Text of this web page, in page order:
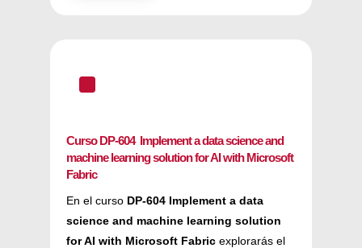
^
Curso DP-604 Implement a data science and
machine learning solution for AI with Microsoft
Fabric
En el curso DP-604 Implement a data
science and machine learning solution
for AI with Microsoft Fabric explorarás el